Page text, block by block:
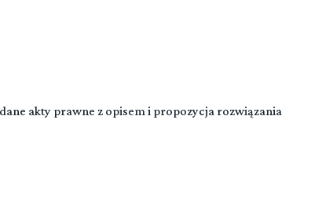
akty prawne z opisem i propozycja rozwiązania